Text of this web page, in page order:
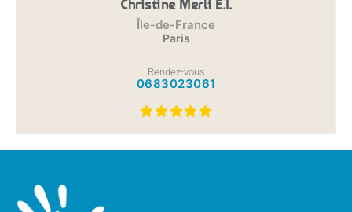
Christine Merli E.I.
Île-de-France
Paris
Rendez-vous
0683023061